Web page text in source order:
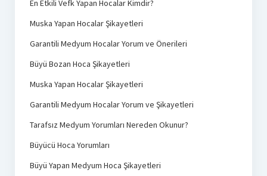
En Etkili Vefk Yapan Hocalar Kimdir?
Muska Yapan Hocalar Şikayetleri
Garantili Medyum Hocalar Yorum ve Önerileri
Büyü Bozan Hoca Şikayetleri
Muska Yapan Hocalar Şikayetleri
Garantili Medyum Hocalar Yorum ve Şikayetleri
Tarafsız Medyum Yorumları Nereden Okunur?
Büyücü Hoca Yorumları
Büyü Yapan Medyum Hoca Şikayetleri